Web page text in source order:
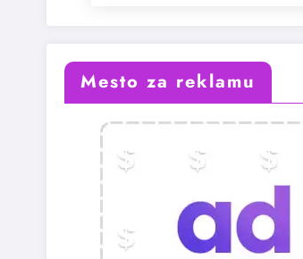
Mesto za reklamu